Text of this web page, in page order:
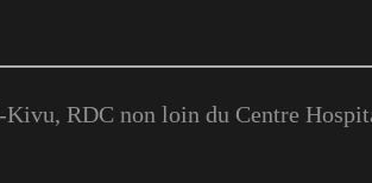
RDC non loin du Centre